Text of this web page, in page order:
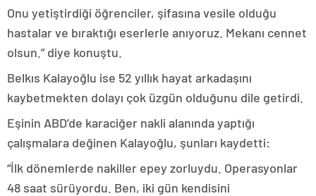
Onu yetiştirdiği öğrenciler, şifasına vesile olduğu
hastalar ve bıraktığı eserlerle anıyoruz. Mekanı cennet
olsun.” diye konuştu.
Belkıs Kalayoğlu ise 52 yıllık hayat arkadaşını
kaybetmekten dolayı çok üzgün olduğunu dile getirdi.
Eşinin ABD’de karaciğer nakli alanında yaptığı
çalışmalara değinen Kalayoğlu, şunları kaydetti:
“İlk dönemlerde nakiller epey zorluydu. Operasyonlar
48 saat sürüyordu. Ben, iki gün kendisini